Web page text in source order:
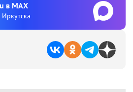
в MAX